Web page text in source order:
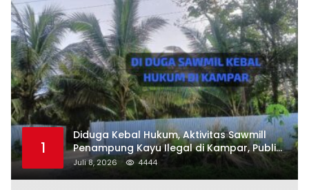
1
Diduga Kebal Hukum, Aktivitas Sawmill
Penampung Kayu Ilegal di Kampar, Publik
Soroti Komitmen Penegakan Hukum Polres
Kampar
Juli 8, 2026 4444